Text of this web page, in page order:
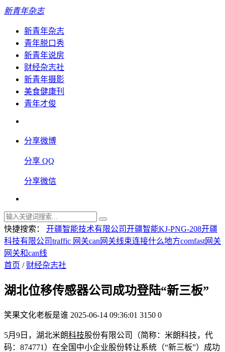
新青年杂志
新青年杂志
青年脱口秀
新青年说房
财经杂志社
新青年摄影
美食健康刊
青年才俊
分享微博
分享 QQ
分享微信
快捷搜索： 开疆智能技术有限公司开疆智能KJ-PNG-208开疆
科技有限公司traffic 网关can网关线束连接什么地方comfast网关
网关和can线
首页 / 财经杂志社
湖北位移传感器公司成功登陆“新三板”
笑果文化老板是谁 2025-06-14 09:36:01 3150 0
5月9日，湖北米朗科技股份有限公司（简称：米朗科技，代
码：874771）在全国中小企业股份转让系统（“新三板”）成功